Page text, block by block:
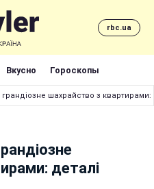
rbc.ua
Вкусно Гороскопы
грандіозне шахрайство з
деталі